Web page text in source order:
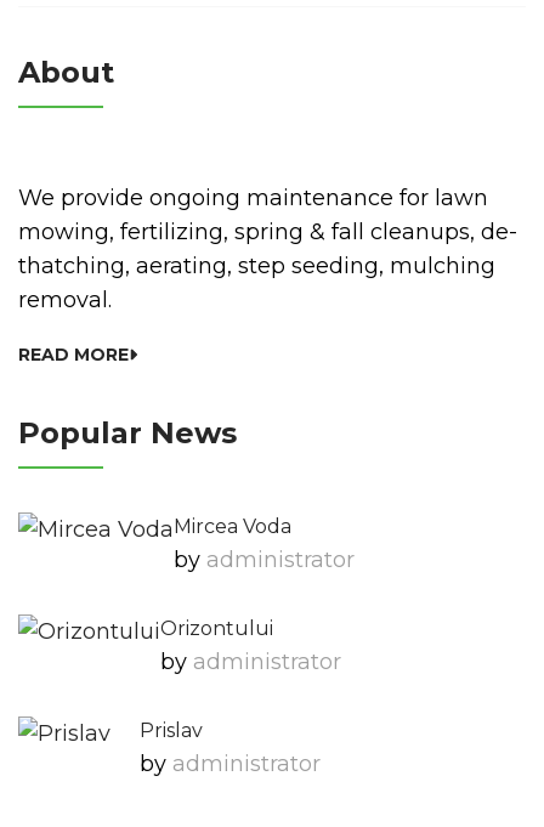
About
We provide ongoing maintenance for lawn
mowing, fertilizing, spring & fall cleanups, de-
thatching, aerating, step seeding, mulching
removal.
READ MORE
Popular News
Mircea Voda
by Administrator
Orizontului
by Administrator
Prislav
by Administrator